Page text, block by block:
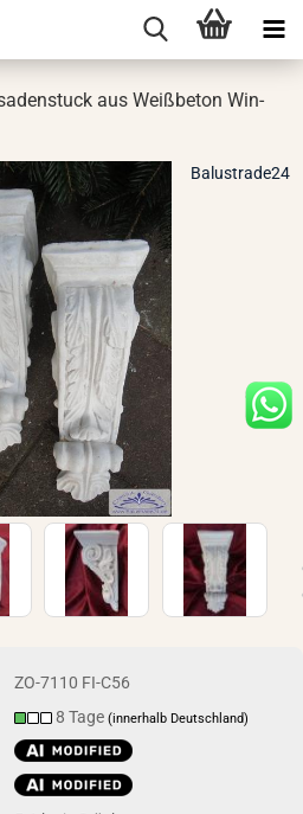
aus Weiß­be­ton Win­
Balustrade24
ZO-7110 FI-C56
8 Tage(innerhalb Deutschland)